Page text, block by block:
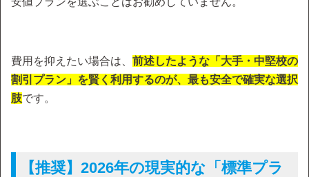
費用を抑えたい場合は、 前述したような「大手・中堅校の
割引プラン」を賢く利用するのが、最も安全で確実な選択
肢です。
【推奨】2026年の現実的な「標準プラ